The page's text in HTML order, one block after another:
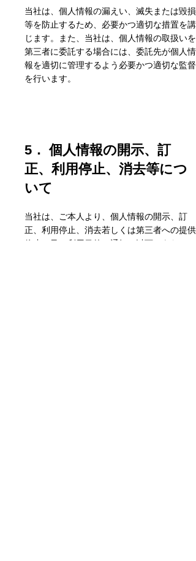
当社は、個人情報の漏えい、滅失または毀損
等を防止するため、必要かつ適切な措置を講
じます。また、当社は、個人情報の取扱いを
第三者に委託する場合には、委託先が個人情
報を適切に管理するよう必要かつ適切な監督
を行います。
5． 個人情報の開示、訂
正、利用停止、消去等につ
いて
当社は、ご本人より、個人情報の開示、訂
正、利用停止、消去若しくは第三者への提供
停止、又は利用目的の通知（以下、あわせて